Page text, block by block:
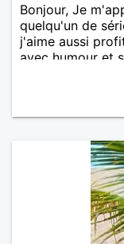
Bonjour, Je
quelqu'un de
j'aime aussi
avec humour et
les
détente. Je suis
authentique
expériences,
apprécies les
et les
n'hésite pas à
connaissance !